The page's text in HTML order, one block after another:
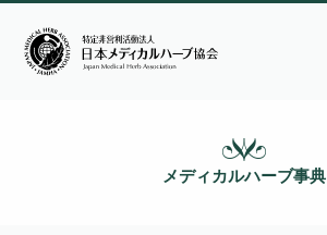
メディカルハーブ事典